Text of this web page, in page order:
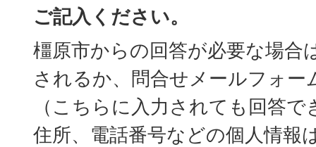
ご記入ください。
橿原市からの回答が必要な場合
されるか、問合せメールフォー
（こちらに入力されても回答
住所、電話番号などの個人情報